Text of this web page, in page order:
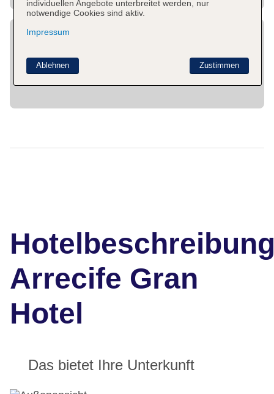
Arrecife Gran
Hotel
Das bietet Ihre Unterkunft
individuellen Angebote unterbreitet werden, nur
notwendige Cookies sind aktiv.
Impressum
Zustimmen
Ablehnen